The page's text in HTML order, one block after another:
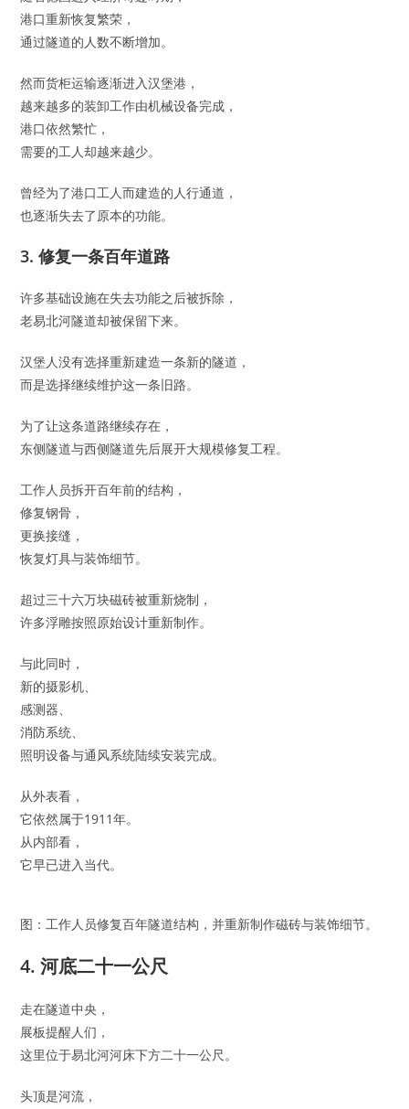
港口重新恢复繁荣，
通过隧道的人数不断增加。
然而货柜运输逐渐进入汉堡港，
越来越多的装卸工作由机械设备完成，
港口依然繁忙，
需要的工人却越来越少。
曾经为了港口工人而建造的人行通道，
也逐渐失去了原本的功能。
3. 修复一条百年道路
许多基础设施在失去功能之后被拆除，
老易北河隧道却被保留下来。
汉堡人没有选择重新建造一条新的隧道，
而是选择继续维护这一条旧路。
为了让这条道路继续存在，
东侧隧道与西侧隧道先后展开大规模修复工程。
工作人员拆开百年前的结构，
修复钢骨，
更换接缝，
恢复灯具与装饰细节。
超过三十六万块磁砖被重新烧制，
许多浮雕按照原始设计重新制作。
与此同时，
新的摄影机、
感测器、
消防系统、
照明设备与通风系统陆续安装完成。
从外表看，
它依然属于1911年。
从内部看，
它早已进入当代。
图：工作人员修复百年隧道结构，并重新制作磁砖与装饰细节。
4. 河底二十一公尺
走在隧道中央，
展板提醒人们，
这里位于易北河河床下方二十一公尺。
头顶是河流，